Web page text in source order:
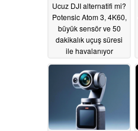
Ucuz DJI alternatifi mi?
Potensic Atom 3, 4K60,
büyük sensör ve 50
dakikalık uçuş süresi
ile havalanıyor
05/29/2026